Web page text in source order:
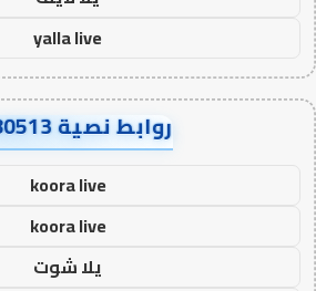
yalla live
روابط نصية AA80513
koora live
koora live
يلا شوت